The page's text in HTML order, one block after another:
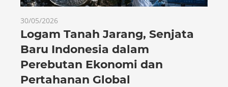
30/05/2026
Logam Tanah Jarang, Senjata
Baru Indonesia dalam
Perebutan Ekonomi dan
Pertahanan Global